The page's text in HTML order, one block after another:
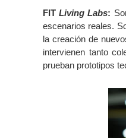
FITLiving Labs:
escenarios reales.
la creación de
intervienen tanto
prueban prototipos